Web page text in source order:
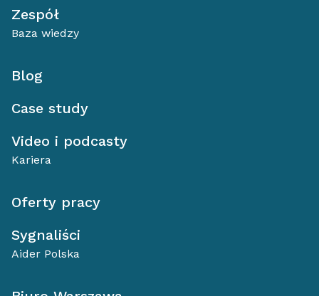
Zespół
Baza wiedzy
Blog
Case study
Video i podcasty
Kariera
Oferty pracy
Sygnaliści
Aider Polska